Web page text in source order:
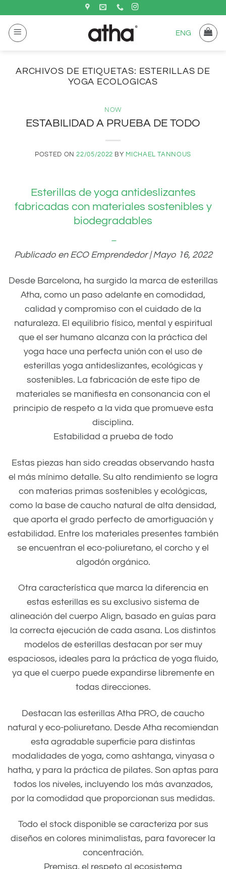
contenido
ENG
ARCHIVOS DE ETIQUETAS: ESTERILLAS DE
YOGA ECOLOGICAS
NOW
ESTABILIDAD A PRUEBA DE TODO
POSTED ON22/05/2022 BY MICHAEL TANNOUS
Esterillas de yoga antideslizantes
fabricadas con materiales sostenibles y
biodegradables
–
Publicado en ECO Emprendedor | Mayo 16, 2022
Desde Barcelona, ha surgido la marca de esterillas
Atha, como un paso adelante en comodidad,
calidad y compromiso con el cuidado de la
naturaleza. El equilibrio físico, mental y espiritual
que el ser humano alcanza con la práctica del
yoga hace una perfecta unión con el uso de
esterillas yoga antideslizantes, ecológicas y
sostenibles. La fabricación de este tipo de
materiales se manifiesta en consonancia con el
principio de respeto a la vida que promueve esta
disciplina.
Estabilidad a prueba de todo
Estas piezas han sido creadas observando hasta
el más mínimo detalle. Su alto rendimiento se logra
con materias primas sostenibles y ecológicas,
como la base de caucho natural de alta densidad,
que aporta el grado perfecto de amortiguación y
estabilidad. Entre los materiales presentes también
se encuentran el eco-poliuretano, el corcho y el
algodón orgánico.
Otra característica que marca la diferencia en
estas esterillas es su exclusivo sistema de
alineación del cuerpo Align, basado en guías para
la correcta ejecución de cada asana. Los distintos
modelos de esterillas destacan por ser muy
espaciosos, ideales para la práctica de yoga fluido,
ya que el cuerpo puede expandirse libremente en
todas direcciones.
Destacan las esterillas Atha PRO, de caucho
natural y eco-poliuretano. Desde Atha recomiendan
esta agradable superficie para distintas
modalidades de yoga, como ashtanga, vinyasa o
hatha, y para la práctica de pilates. Son aptas para
todos los niveles, incluyendo los más avanzados,
por la comodidad que proporcionan sus medidas.
Todo el stock disponible se caracteriza por sus
diseños en colores minimalistas, para favorecer la
concentración.
Premisa, el respeto al ecosistema